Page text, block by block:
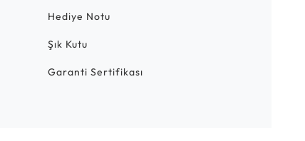
Hediye Notu
Şık Kutu
Garanti Sertifikası